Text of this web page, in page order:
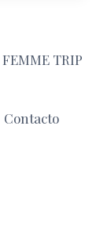
FEMME TRIP
Contacto